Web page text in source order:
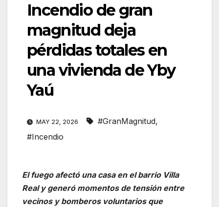
Incendio de gran
magnitud deja
pérdidas totales en
una vivienda de Yby
Yaú
MAY 22, 2026 #GranMagnitud,
#Incendio
El fuego afectó una casa en el barrio Villa
Real y generó momentos de tensión entre
vecinos y bomberos voluntarios que